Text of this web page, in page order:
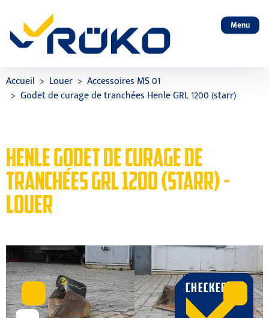
Menu
Accueil Louer
Accessoires MS 01
Godet de curage de tranchées Henle GRL 1200 (starr)
HENLE GODET DE CURAGE DE
TRANCHÉES GRL 1200 (STARR) -
LOUER
CHECKED